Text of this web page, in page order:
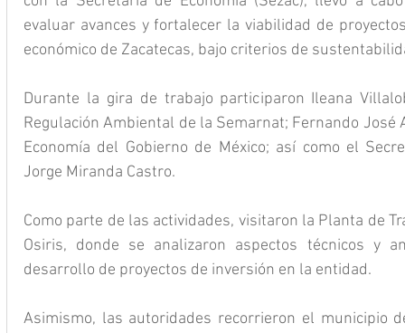
evaluar avances y fortalecer la viabilidad de
económico de Zacatecas, bajo criterios de
Durante la gira de trabajo participaron Ileana
Regulación Ambiental de la Semarnat; Fernando José
Economía del Gobierno de México; así como el
Jorge Miranda Castro.
Como parte de las actividades, visitaron la Planta de
Osiris, donde se analizaron aspectos técnicos y
desarrollo de proyectos de inversión en la entidad.
Asimismo, las autoridades recorrieron el municipio